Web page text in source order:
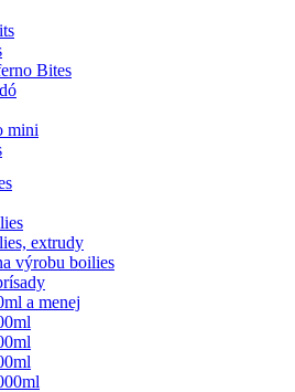
Bites
mini
extrudy
výrobu boilies
a menej